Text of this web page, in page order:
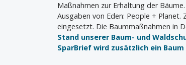
Maßnahmen zur Erhaltung der
Ausgaben von Eden: People +
eingesetzt. Die Baummaßnahmen in
Stand unserer Baum- und
SparBrief wird zusätzlich ein